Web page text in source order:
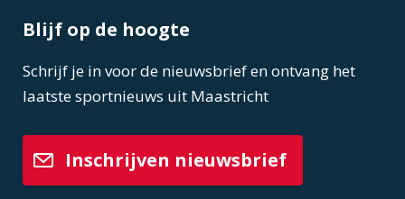
Blijf op de hoogte
Schrijf je in voor de nieuwsbrief en ontvang het
laatste sportnieuws uit Maastricht
Inschrijven nieuwsbrief